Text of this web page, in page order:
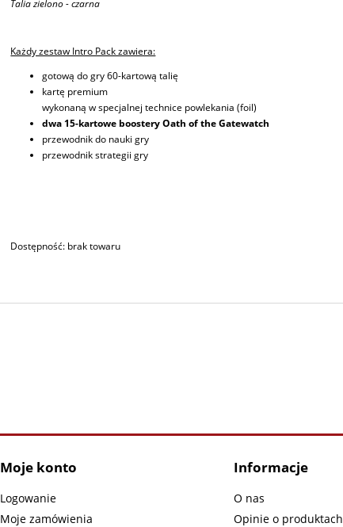
Talia zielono - czarna
Każdy zestaw Intro Pack zawiera:
gotową do gry 60-kartową talię
kartę premium
wykonaną w specjalnej technice powlekania (foil)
dwa 15-kartowe boostery Oath of the Gatewatch
przewodnik do nauki gry
przewodnik strategii gry
Dostępność: brak towaru
Moje konto
Logowanie
Moje zamówienia
Informacje
O nas
Opinie o produktach